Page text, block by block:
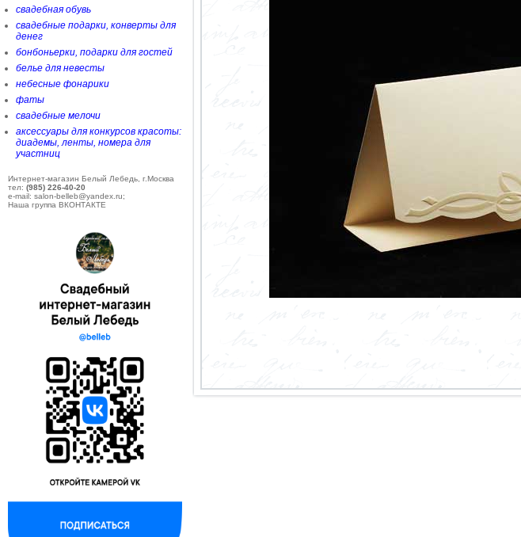
свадебная обувь
свадебные подарки, конверты для
денег
бонбоньерки, подарки для гостей
белье для невесты
небесные фонарики
фаты
свадебные мелочи
аксессуары для конкурсов красоты:
диадемы, ленты, номера для
участниц
Интернет-магазин Белый Лебедь, г.Москва
тел: (985) 226-40-20
e-mail: salon-belleb@yandex.ru;
Наша группа ВКОНТАКТЕ